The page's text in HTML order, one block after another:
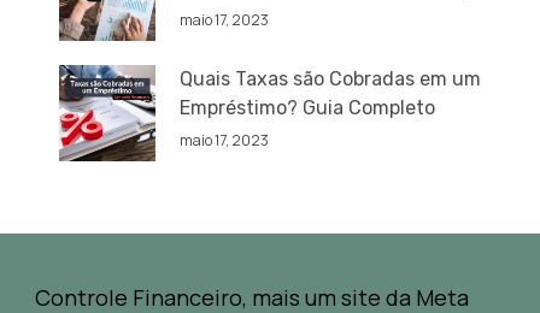
maio 17, 2023
Quais Taxas são Cobradas em um
Empréstimo? Guia Completo
maio 17, 2023
Controle Financeiro, mais um site da Meta